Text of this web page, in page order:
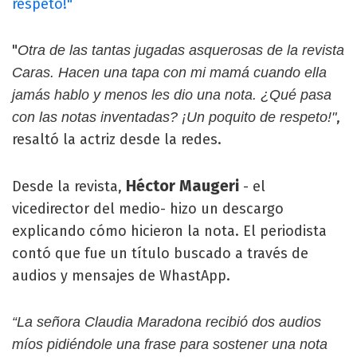
respeto!"
"Otra de las tantas jugadas asquerosas de la revista
Caras. Hacen una tapa con mi mamá cuando ella
jamás hablo y menos les dio una nota. ¿Qué pasa
con las notas inventadas? ¡Un poquito de respeto!",
resaltó la actriz desde la redes.
Desde la revista, Héctor Maugeri - el
vicedirector del medio- hizo un descargo
explicando cómo hicieron la nota. El periodista
contó que fue un título buscado a través de
audios y mensajes de WhastApp.
“La señora Claudia Maradona recibió dos audios
míos pidiéndole una frase para sostener una nota